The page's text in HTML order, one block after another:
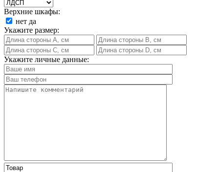
Верхние шкафы:
нет да
Укажите размер:
Укажите личные данные: